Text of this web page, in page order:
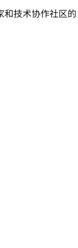
和技术协作社区的